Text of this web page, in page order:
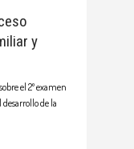
y
el 2º examen
de la